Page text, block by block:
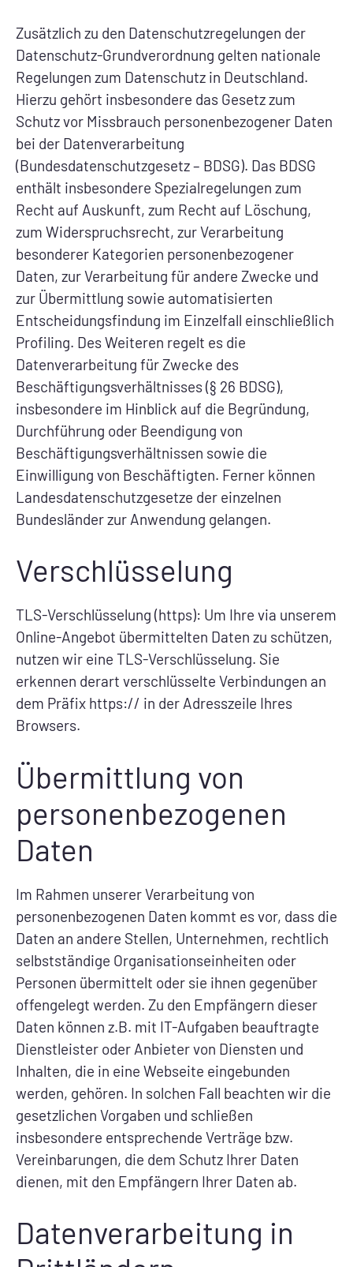
Zusätzlich zu den Datenschutzregelungen der
Datenschutz-Grundverordnung gelten nationale
Regelungen zum Datenschutz in Deutschland.
Hierzu gehört insbesondere das Gesetz zum
Schutz vor Missbrauch personenbezogener Daten
bei der Datenverarbeitung
(Bundesdatenschutzgesetz – BDSG). Das BDSG
enthält insbesondere Spezialregelungen zum
Recht auf Auskunft, zum Recht auf Löschung,
zum Widerspruchsrecht, zur Verarbeitung
besonderer Kategorien personenbezogener
Daten, zur Verarbeitung für andere Zwecke und
zur Übermittlung sowie automatisierten
Entscheidungsfindung im Einzelfall einschließlich
Profiling. Des Weiteren regelt es die
Datenverarbeitung für Zwecke des
Beschäftigungsverhältnisses (§ 26 BDSG),
insbesondere im Hinblick auf die Begründung,
Durchführung oder Beendigung von
Beschäftigungsverhältnissen sowie die
Einwilligung von Beschäftigten. Ferner können
Landesdatenschutzgesetze der einzelnen
Bundesländer zur Anwendung gelangen.
Verschlüsselung
TLS-Verschlüsselung (https): Um Ihre via unserem
Online-Angebot übermittelten Daten zu schützen,
nutzen wir eine TLS-Verschlüsselung. Sie
erkennen derart verschlüsselte Verbindungen an
dem Präfix https:// in der Adresszeile Ihres
Browsers.
Übermittlung von
personenbezogenen
Daten
Im Rahmen unserer Verarbeitung von
personenbezogenen Daten kommt es vor, dass die
Daten an andere Stellen, Unternehmen, rechtlich
selbstständige Organisationseinheiten oder
Personen übermittelt oder sie ihnen gegenüber
offengelegt werden. Zu den Empfängern dieser
Daten können z.B. mit IT-Aufgaben beauftragte
Dienstleister oder Anbieter von Diensten und
Inhalten, die in eine Webseite eingebunden
werden, gehören. In solchen Fall beachten wir die
gesetzlichen Vorgaben und schließen
insbesondere entsprechende Verträge bzw.
Vereinbarungen, die dem Schutz Ihrer Daten
dienen, mit den Empfängern Ihrer Daten ab.
Datenverarbeitung in